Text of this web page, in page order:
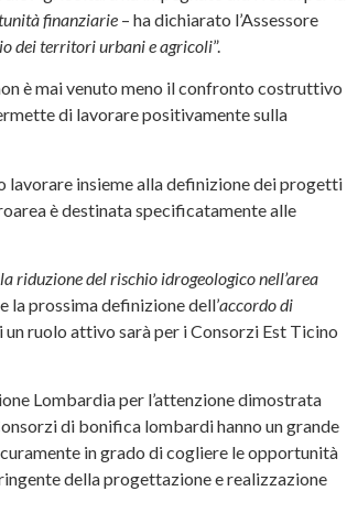
finanziarie – ha dichiarato l’Assessore
dei territori urbani e agricoli”.
è mai venuto meno il confronto costruttivo
di lavorare positivamente sulla
lavorare insieme alla definizione dei progetti
è destinata specificatamente alle
riduzione del rischio idrogeologico nell’area
la prossima definizione dell’accordo di
un ruolo attivo sarà per i Consorzi Est Ticino
Lombardia per l’attenzione dimostrata
di bonifica lombardi hanno un grande
in grado di cogliere le opportunità
della progettazione e realizzazione